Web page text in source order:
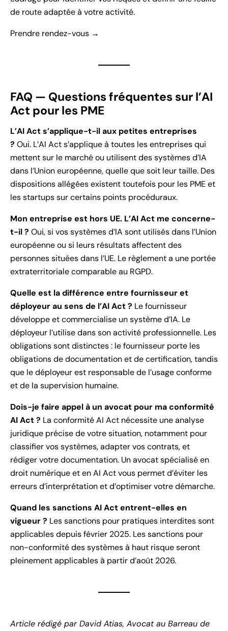
de route adaptée à votre activité.
Prendre rendez-vous →
FAQ — Questions fréquentes sur l’AI
Act pour les PME
L’AI Act s’applique-t-il aux petites entreprises
? Oui. L’AI Act s’applique à toutes les entreprises qui
mettent sur le marché ou utilisent des systèmes d’IA
dans l’Union européenne, quelle que soit leur taille. Des
dispositions allégées existent toutefois pour les PME et
les startups sur certains points procéduraux.
Mon entreprise est hors UE. L’AI Act me concerne-
t-il ? Oui, si vos systèmes d’IA sont utilisés dans l’Union
européenne ou si leurs résultats affectent des
personnes situées dans l’UE. Le règlement a une portée
extraterritoriale comparable au RGPD.
Quelle est la différence entre fournisseur et
déployeur au sens de l’AI Act ? Le fournisseur
développe et commercialise un système d’IA. Le
déployeur l’utilise dans son activité professionnelle. Les
obligations sont distinctes : le fournisseur porte les
obligations de documentation et de certification, tandis
que le déployeur est responsable de l’usage conforme
et de la supervision humaine.
Dois-je faire appel à un avocat pour ma conformité
AI Act ? La conformité AI Act nécessite une analyse
juridique précise de votre situation, notamment pour
classifier vos systèmes, adapter vos contrats, et
rédiger votre documentation. Un avocat spécialisé en
droit numérique et en AI Act vous permet d’éviter les
erreurs d’interprétation et d’optimiser votre démarche.
Quand les sanctions AI Act entrent-elles en
vigueur ? Les sanctions pour pratiques interdites sont
applicables depuis février 2025. Les sanctions pour
non-conformité des systèmes à haut risque seront
pleinement applicables à partir d’août 2026.
Article rédigé par David Atias, Avocat au Barreau de